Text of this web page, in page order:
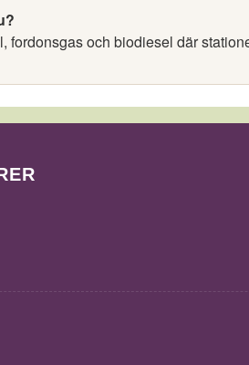
fordonsgas och biodiesel där